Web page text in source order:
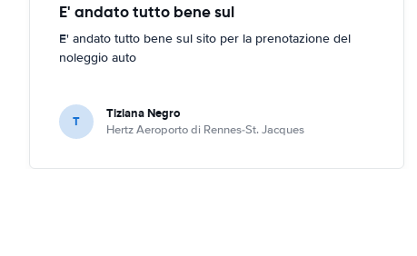
E' andato tutto bene sul
E' andato tutto bene sul sito per la prenotazione del
noleggio auto
T Tiziana Negro
Hertz Aeroporto di Rennes-St. Jacques